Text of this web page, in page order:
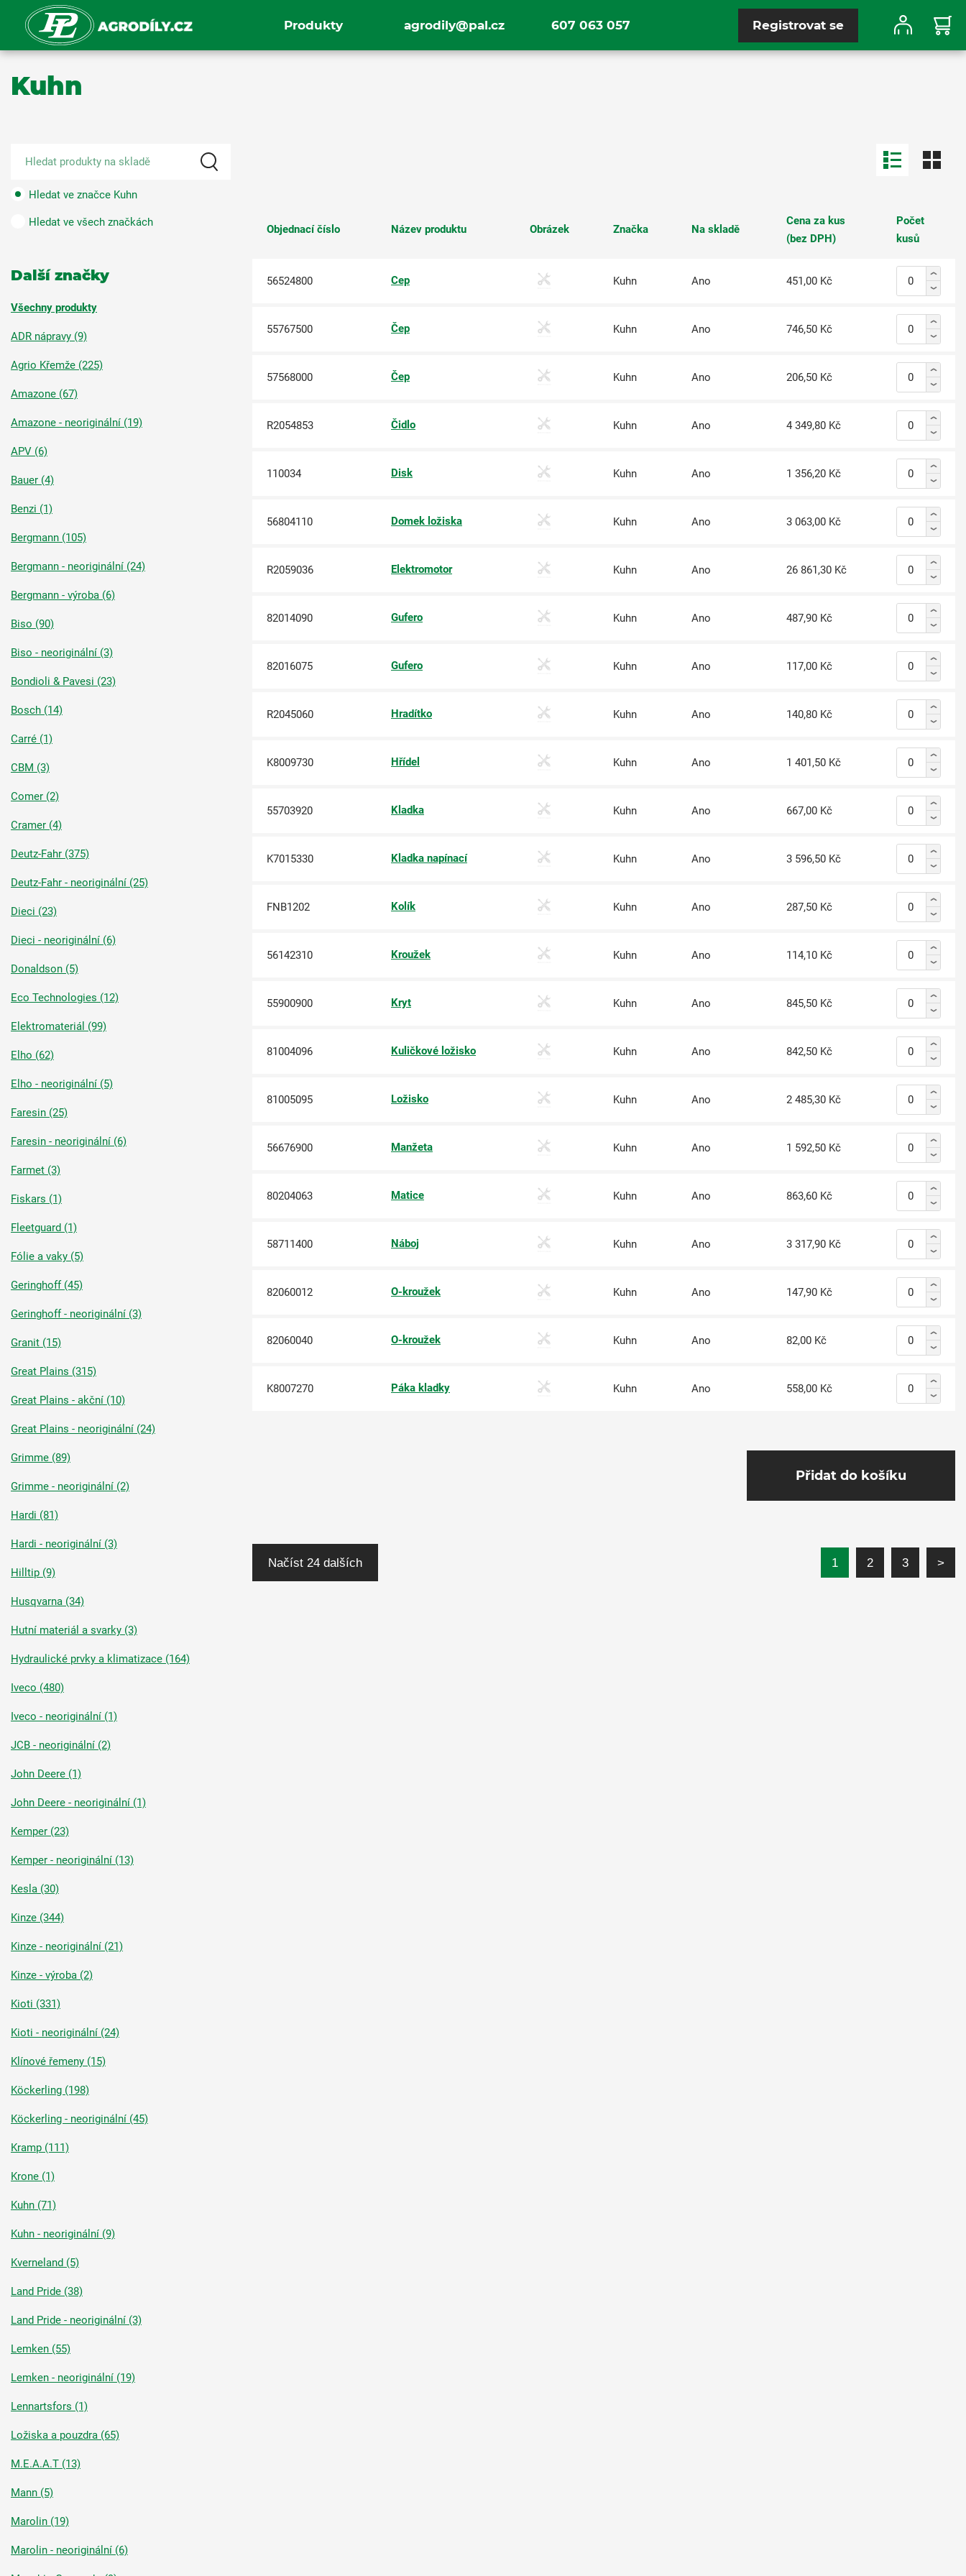
Registrovat se
agrodily@pal.cz 607 063 057
Produkty
Kuhn
Hledat ve značce Kuhn
Hledat ve všech značkách
Další značky
Všechny produkty
ADR nápravy (9)
Agrio Křemže (225)
Amazone (67)
Amazone - neoriginální (19)
APV (6)
Bauer (4)
Benzi (1)
Bergmann (105)
Bergmann - neoriginální (24)
Bergmann - výroba (6)
Biso (90)
Biso - neoriginální (3)
Bondioli & Pavesi (23)
Bosch (14)
Carré (1)
CBM (3)
Comer (2)
Cramer (4)
Deutz-Fahr (375)
Deutz-Fahr - neoriginální (25)
Dieci (23)
Dieci - neoriginální (6)
Donaldson (5)
Eco Technologies (12)
Elektromateriál (99)
Elho (62)
Elho - neoriginální (5)
Faresin (25)
Faresin - neoriginální (6)
Farmet (3)
Fiskars (1)
Fleetguard (1)
Fólie a vaky (5)
Geringhoff (45)
Geringhoff - neoriginální (3)
Granit (15)
Great Plains (315)
Great Plains - akční (10)
Great Plains - neoriginální (24)
Grimme (89)
Grimme - neoriginální (2)
Hardi (81)
Hardi - neoriginální (3)
Hilltip (9)
Husqvarna (34)
Hutní materiál a svarky (3)
Hydraulické prvky a klimatizace (164)
Iveco (480)
Iveco - neoriginální (1)
JCB - neoriginální (2)
John Deere (1)
John Deere - neoriginální (1)
Kemper (23)
Kemper - neoriginální (13)
Kesla (30)
Kinze (344)
Kinze - neoriginální (21)
Kinze - výroba (2)
Kioti (331)
Kioti - neoriginální (24)
Klínové řemeny (15)
Köckerling (198)
Köckerling - neoriginální (45)
Kramp (111)
Krone (1)
Kuhn (71)
Kuhn - neoriginální (9)
Kverneland (5)
Land Pride (38)
Land Pride - neoriginální (3)
Lemken (55)
Lemken - neoriginální (19)
Lennartsfors (1)
Ložiska a pouzdra (65)
M.E.A.A.T (13)
Mann (5)
Marolin (19)
Marolin - neoriginální (6)
Objednací číslo Název produktu Obrázek Značka Na skladě
Cena za kus
(bez DPH)
Počet
kusů
56524800 Cep Kuhn Ano 451,00 Kč
55767500 Čep Kuhn Ano 746,50 Kč
57568000 Čep Kuhn Ano 206,50 Kč
R2054853 Čidlo Kuhn Ano 4 349,80 Kč
110034 Disk Kuhn Ano 1 356,20 Kč
56804110 Domek ložiska Kuhn Ano 3 063,00 Kč
R2059036 Elektromotor Kuhn Ano 26 861,30 Kč
82014090 Gufero Kuhn Ano 487,90 Kč
82016075 Gufero Kuhn Ano 117,00 Kč
R2045060 Hradítko Kuhn Ano 140,80 Kč
K8009730 Hřídel Kuhn Ano 1 401,50 Kč
55703920 Kladka Kuhn Ano 667,00 Kč
K7015330 Kladka napínací Kuhn Ano 3 596,50 Kč
FNB1202 Kolík Kuhn Ano 287,50 Kč
56142310 Kroužek Kuhn Ano 114,10 Kč
55900900 Kryt Kuhn Ano 845,50 Kč
81004096 Kuličkové ložisko Kuhn Ano 842,50 Kč
81005095 Ložisko Kuhn Ano 2 485,30 Kč
56676900 Manžeta Kuhn Ano 1 592,50 Kč
80204063 Matice Kuhn Ano 863,60 Kč
58711400 Náboj Kuhn Ano 3 317,90 Kč
82060012 O-kroužek Kuhn Ano 147,90 Kč
82060040 O-kroužek Kuhn Ano 82,00 Kč
K8007270 Páka kladky Kuhn Ano 558,00 Kč
Přidat do košíku
Načíst 24 dalších 1 2 3 >